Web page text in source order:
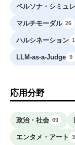
ペルソナ・シミュ
マルチモーダル 26
ハルシネーション
LLM-as-a-Judge 9
応用分野
政治・社会 69
エンタメ・アート